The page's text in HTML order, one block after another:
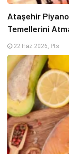
Ataşehir
Temellerini
22 Haz 2026, Pts